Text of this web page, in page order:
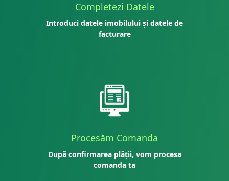
Completezi Datele
Introduci datele imobilului și datele de
facturare
Procesăm Comanda
După confirmarea plății, vom procesa
comanda ta